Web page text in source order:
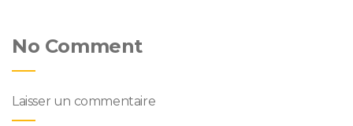
No Comment
Laisser un commentaire